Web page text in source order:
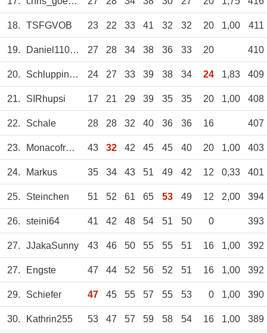
18. TSFGVOB 23 22 33 41 32 32 20 1,00 411
19. Daniel110385 27 28 34 38 36 33 20 410
20. Schluppinger 24 27 33 39 38 34 24 1,83 409
21. SIRhupsi 17 21 29 39 35 35 20 1,00 408
22. Schale 28 28 32 40 36 36 16 407
23. Monacofranzl197 43 32 42 45 45 40 20 1,00 403
24. Markus 35 34 43 51 49 42 12 0,33 401
25. Steinchen 51 52 61 65 53 49 12 2,00 394
26. steini64 41 42 48 54 51 50 0 393
27. JJakaSunny 43 46 50 55 55 51 16 1,00 392
27. Engste 47 44 52 56 52 51 16 1,00 392
29. Schiefer 47 45 55 57 55 53 0 1,00 390
30. Kathrin255 53 47 57 59 58 54 16 1,00 389